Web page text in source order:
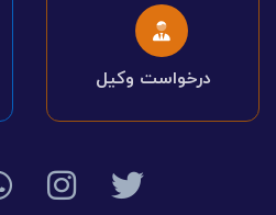
درخواست وکیل